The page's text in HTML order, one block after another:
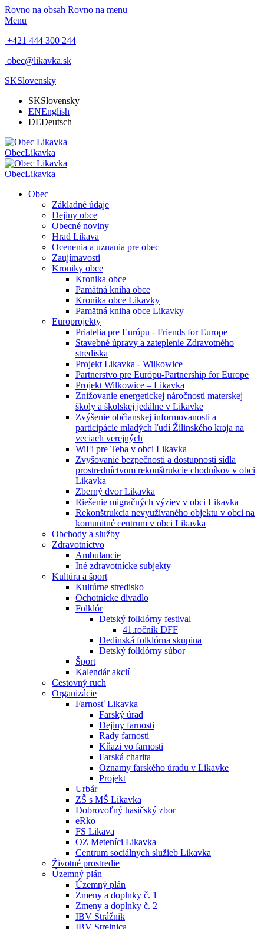
Rovno na obsah Rovno na menu
Menu
+421 444 300 244
obec@likavka.sk
SKSlovensky
SKSlovensky
ENEnglish
DEDeutsch
ObecLikavka
ObecLikavka
Obec
Základné údaje
Dejiny obce
Obecné noviny
Hrad Likava
Ocenenia a uznania pre obec
Zaujímavosti
Kroniky obce
Kronika obce
Pamätná kniha obce
Kronika obce Likavky
Pamätná kniha obce Likavky
Europrojekty
Priatelia pre Európu - Friends for Europe
Stavebné úpravy a zateplenie Zdravotného
strediska
Projekt Likavka - Wilkowice
Partnerstvo pre Európu-Partnership for Europe
Projekt Wilkowice – Likavka
Znižovanie energetickej náročnosti materskej
školy a školskej jedálne v Likavke
Zvýšenie občianskej informovanosti a
participácie mladých ľudí Žilinského kraja na
veciach verejných
WiFi pre Teba v obci Likavka
Zvyšovanie bezpečnosti a dostupnosti sídla
prostredníctvom rekonštrukcie chodníkov v obci
Likavka
Zberný dvor Likavka
Riešenie migračných výziev v obci Likavka
Rekonštrukcia nevyužívaného objektu v obci na
komunitné centrum v obci Likavka
Obchody a služby
Zdravotníctvo
Ambulancie
Iné zdravotnícke subjekty
Kultúra a šport
Kultúrne stredisko
Ochotnícke divadlo
Folklór
Detský folklórny festival
41.ročník DFF
Dedinská folklórna skupina
Detský folklórny súbor
Šport
Kalendár akcií
Cestovný ruch
Organizácie
Farnosť Likavka
Farský úrad
Dejiny farnosti
Rady farnosti
Kňazi vo farnosti
Farská charita
Oznamy farského úradu v Likavke
Projekt
Urbár
ZŠ s MŠ Likavka
Dobrovoľný hasičský zbor
eRko
FS Likava
OZ Meteníci Likavka
Centrum sociálnych služieb Likavka
Životné prostredie
Územný plán
Územný plán
Zmeny a doplnky č. 1
Zmeny a doplnky č. 2
IBV Strážnik
IBV Strelnica